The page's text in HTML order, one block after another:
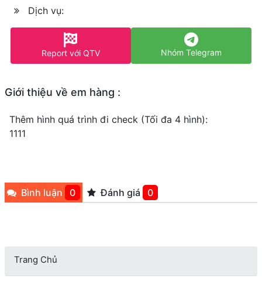
Dịch vụ:
Report với QTV Nhóm Telegram
Giới thiệu về em hàng :
Thêm hình quá trình đi check (Tối đa 4 hình):
1111
Bình luận 0 Đánh giá 0
Trang Chủ